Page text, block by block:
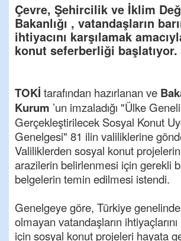
Çevre, Şehircilik ve İklim
Bakanlığı , vatandaşların
ihtiyacını karşılamak
konut seferberliği başlatıyor.
TOKİ tarafından hazırlanan ve
Kurum ’un imzaladığı "Ülke
Gerçekleştirilecek Sosyal Konut
Genelgesi" 81 ilin valiliklerine
Valiliklerden sosyal konut
arazilerin belirlenmesi için gerekli
belgelerin temin edilmesi istendi.
Genelgeye göre, Türkiye
olmayan vatandaşların
için sosyal konut projeleri hayata